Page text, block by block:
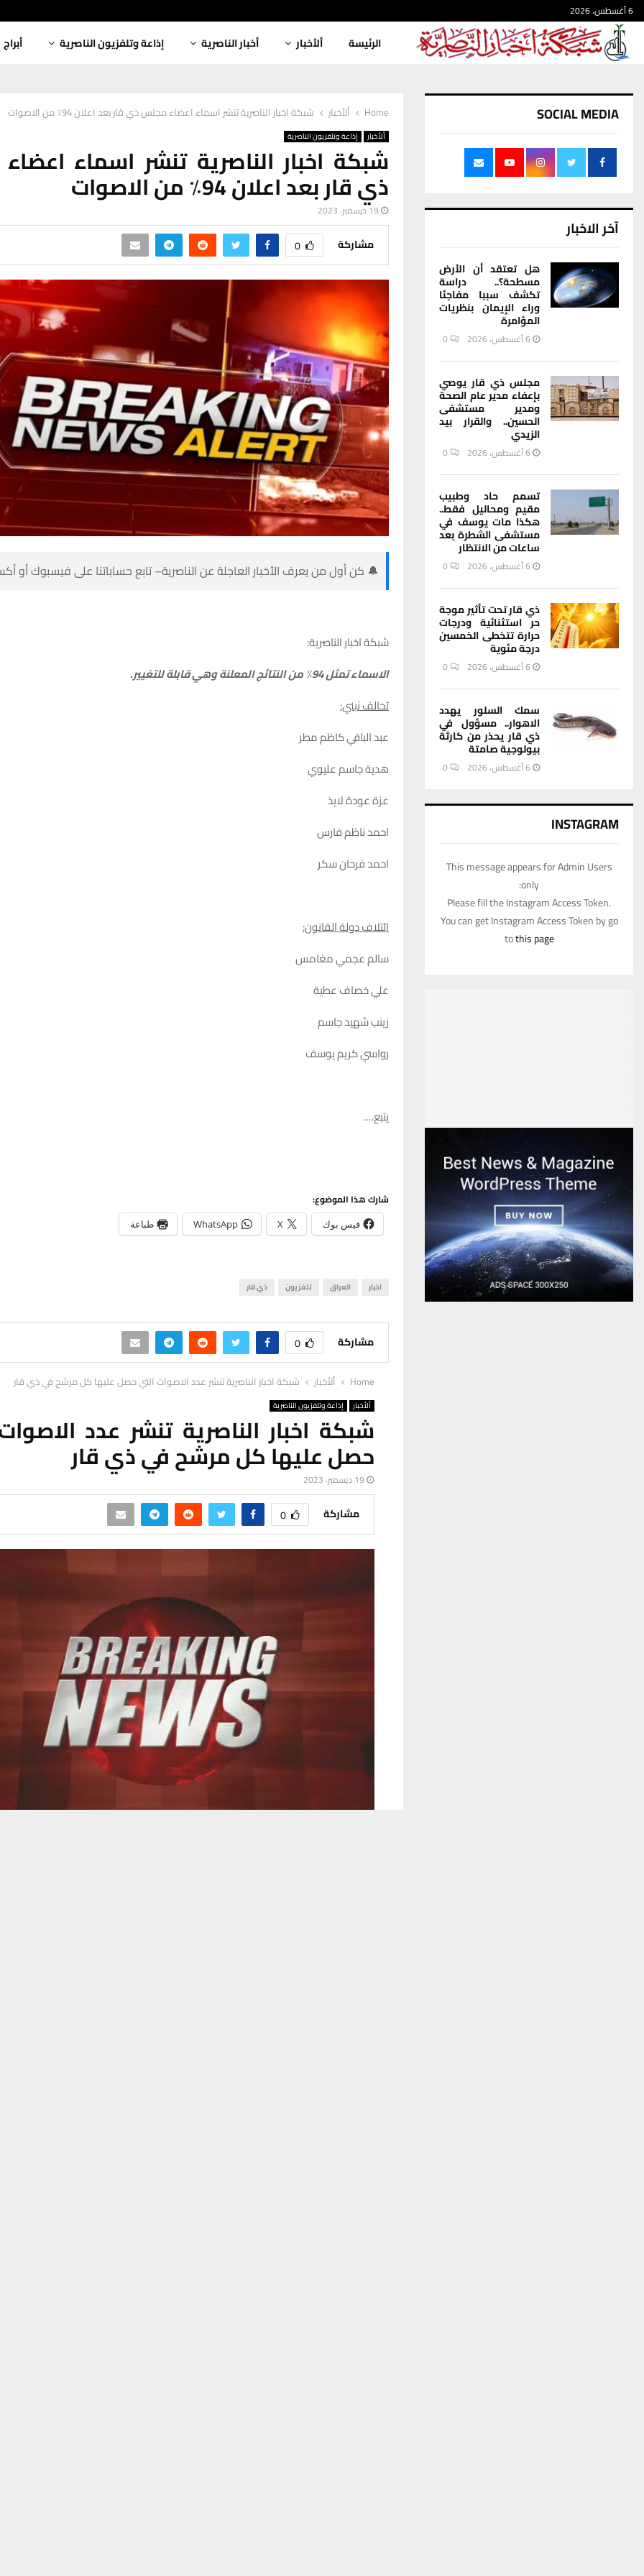
6 أغسطس، 2026
الرئيسة ألأخبار أخبار الناصرية إذاعة وتلفزيون الناصرية أبراج
Home ألأخبار شبكة اخبار الناصرية تنشر اسماء اعضاء مجلس ذي قار بعد اعلان 94٪ من الاصوات
ألأخبار إذاعة وتلفزيون الناصرية
شبكة اخبار الناصرية تنشر اسماء
ذي قار بعد اعلان 94٪ من الاصوات
19 ديسمبر، 2023
مشاركة 0
🔔 كن أول من يعرف الأخبار العاجلة عن الناصرية– تابع حساباتنا على فيسبوك أو
شبكة اخبار الناصرية:
الاسماء تمثل 94٪ من النتائج المعلنة وهي قابلة للتغيير.
تحالف نبني:
عبد الباقي كاظم مطر
هدية جاسم عليوي
عزة عودة لايذ
احمد ناظم فارس
احمد فرحان سكر
ائتلاف دولة القانون:
سالم عجمي مغامس
علي خصاف عطية
زينب شهيد جاسم
رواسي كريم يوسف
يتبع….
شارك هذا الموضوع:
فيس بوك X
WhatsApp طباعة
اخبار العراق تلفزيون ذي قار
مشاركة 0
Home ألأخبار شبكة اخبار الناصرية تنشر عدد الاصوات التي حصل عليها كل مرشح في ذي قار
ألأخبار إذاعة وتلفزيون الناصرية
شبكة اخبار الناصرية تنشر عدد
حصل عليها كل مرشح في ذي قار
19 ديسمبر، 2023
مشاركة 0
SOCIAL MEDIA
آخر الاخبار
هل تعتقد أن الأرض
مسطحة؟.. دراسة
تكشف سببا مفاجئا
وراء الإيمان بنظريات
المؤامرة
6 أغسطس، 2026 0
مجلس ذي قار يوصي
بإعفاء مدير عام الصحة
ومدير مستشفى
الحسين.. والقرار بيد
الزيدي
6 أغسطس، 2026 0
تسمم حاد وطبيب
مقيم ومحاليل فقط..
هكذا مات يوسف في
مستشفى الشطرة بعد
ساعات من الانتظار
6 أغسطس، 2026 0
ذي قار تحت تأثير موجة
حر استثنائية ودرجات
حرارة تتخطى الخمسين
درجة مئوية
6 أغسطس، 2026 0
سمك السلور يهدد
الاهوار.. مسؤول في
ذي قار يحذر من كارثة
بيولوجية صامتة
6 أغسطس، 2026 0
INSTAGRAM
This message appears for Admin Users
only:
Please fill the Instagram Access Token.
You can get Instagram Access Token by go
tothis page